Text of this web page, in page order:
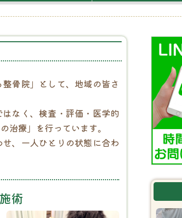
骨院」として、地域の皆さ
なく、検査・評価・医学的
治療」を行っています。
、一人ひとりの状態に合わ
術